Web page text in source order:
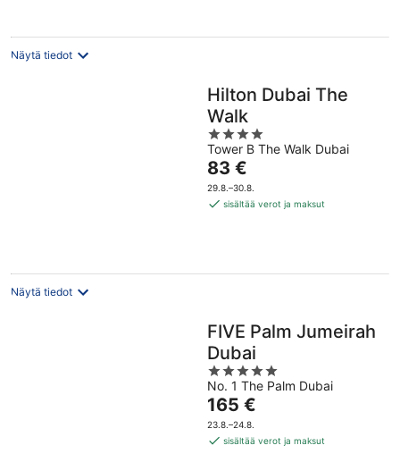
Näytä tiedot
Hilton Dubai The
Walk
4
out
of
5
Tower B The Walk Dubai
Hinta
on
83 €
83 €
29.8.–30.8.
sisältää verot ja maksut
Näytä tiedot
FIVE Palm Jumeirah
Dubai
5
out
of
5
No. 1 The Palm Dubai
Hinta
on
165 €
165 €
23.8.–24.8.
sisältää verot ja maksut